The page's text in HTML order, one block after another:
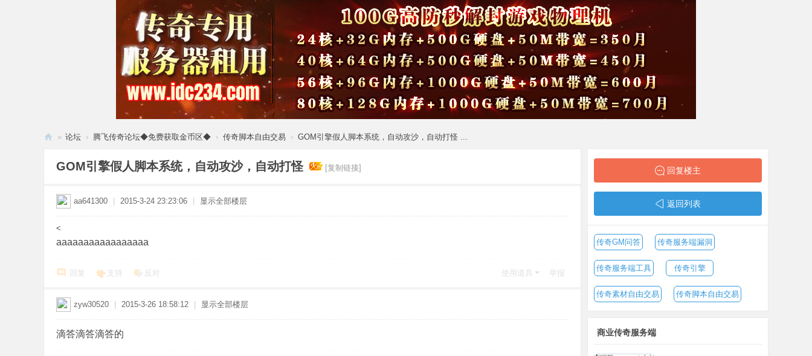
» 论坛 › 腾飞传奇论坛◆免费获取金币区◆ › 传奇脚本自由交易 › GOM引擎假人脚本系统，自动攻沙，自动打怪 ...
GOM引擎假人脚本系统，自动攻沙，自动打怪 [复制链接]
aa641300 2015-3-24 23:23:06 显示全部楼层
<
aaaaaaaaaaaaaaaaa
回复 支持 反对 使用道具 举报
zyw30520 2015-3-26 18:58:12 显示全部楼层
滴答滴答滴答的
回复楼主
返回列表
传奇GM问答 传奇服务端漏洞
传奇服务端工具 传奇引擎
传奇素材自由交易 传奇脚本自由交易
商业传奇服务端